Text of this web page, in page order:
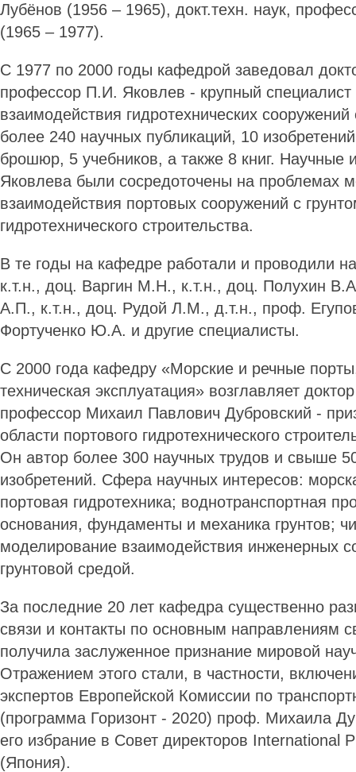
Лубёнов (1956 – 1965), докт.техн. наук,
(1965 – 1977).
С 1977 по 2000 годы кафедрой заведовал
профессор П.И. Яковлев - крупный специалист
взаимодействия гидротехнических
более 240 научных публикаций, 10
брошюр, 5 учебников, а также 8 книг. Научные
Яковлева были сосредоточены на проблемах
взаимодействия портовых сооружений с
гидротехнического строительства.
В те годы на кафедре работали и проводили
к.т.н., доц. Варгин М.Н., к.т.н., доц. Полухин
А.П., к.т.н., доц. Рудой Л.М., д.т.н., проф.
Фортученко Ю.А. и другие специалисты.
С 2000 года кафедру «Морские и речные
техническая эксплуатация» возглавляет
профессор Михаил Павлович Дубровский -
области портового гидротехнического
Он автор более 300 научных трудов и свыше
изобретений. Сфера научных интересов:
портовая гидротехника; воднотранспортная
основания, фундаменты и механика грунтов;
моделирование взаимодействия инженерных
грунтовой средой.
За последние 20 лет кафедра существенно
связи и контакты по основным направлениям
получила заслуженное признание мировой
Отражением этого стали, в частности,
экспертов Европейской Комиссии по
(программа Горизонт - 2020) проф. Михаила
его избрание в Совет директоров International
(Япония).